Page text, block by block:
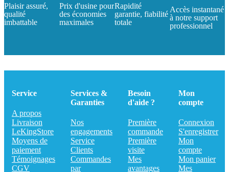
Plaisir assuré,
qualité
imbattable
Prix d'usine pour
des économies
maximales
Rapidité
garantie, fiabilité
totale
Accès instantané
à notre support
professionnel
Service
A propos
Livraison
LeKingStore
Moyens de
paiement
Témoignages
CGV
Services &
Garanties
Nos
engagements
Service
Clients
Commandes
par
Besoin
d'aide ?
Première
commande
Première
visite
Mes
avantages
Mon
compte
Connexion
S'enregistrer
Mon
compte
Mon panier
Mes